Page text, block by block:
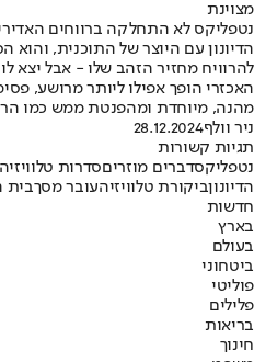
מצוינת
נטפליקס לא התחלקה ברווחים
הדיונון עם היוצר של התוכנית, והוא
להרוויח מחזיר הזהב שלו - אבל יצא
האכזרי הופך אפילו ליותר מרושע,
מהנה, מיוחדת ומהפנטת ממש כמו
ניר וולף28.12.2024
תגיות קשורות
נטפליקסדברים מוזריםסדרות טלוויזיה
הדיונוןביקורת טלוויזיהעובר מסךבית
חדשות
בארץ
בעולם
ביטחוני
פוליטי
פלילים
בריאות
חינוך